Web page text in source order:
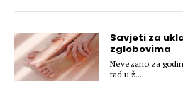
Ishrana
Zdravlje
Hedonizam
Njega nje
Njega njega
KALORIJE
Savjeti za
zglobovima
Nevezano za
tad u ž...